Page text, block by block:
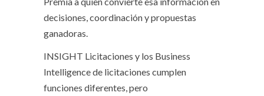
decisiones, coordinación y propuestas
ganadoras.
INSIGHT Licitaciones y los Business
Intelligence de licitaciones cumplen
funciones diferentes, pero